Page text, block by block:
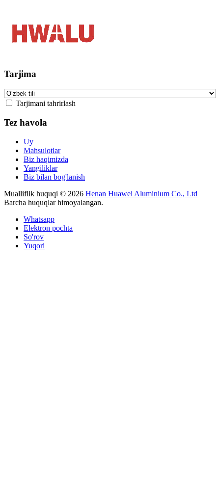
Tarjima
Tarjimani tahrirlash
Tez havola
Uy
Mahsulotlar
Biz haqimizda
Yangiliklar
Biz bilan bog'lanish
Mualliflik huquqi © 2026 Henan Huawei Aluminium Co., Ltd
Barcha huquqlar himoyalangan.
Whatsapp
Elektron pochta
So'rov
Yuqori